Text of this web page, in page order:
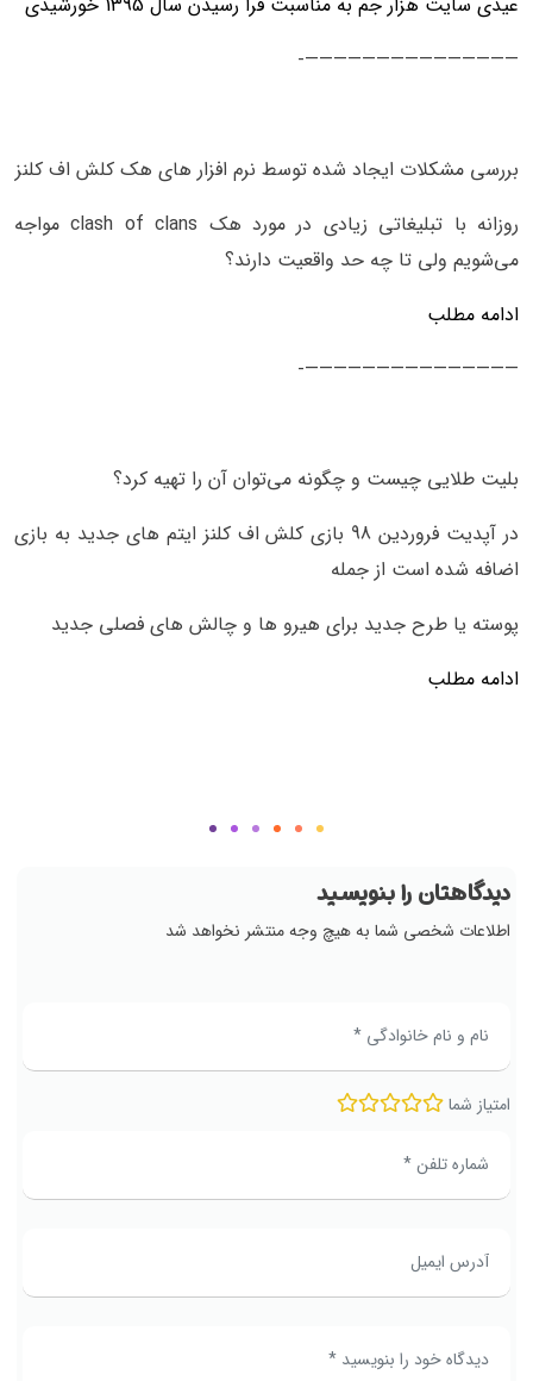
———————————————-
بررسی مشکلات ایجاد شده توسط نرم افزار های هک کلش اف کلنز
روزانه با تبلیغاتی زیادی در مورد هک clash of clans مواجه
می‌شویم ولی تا چه حد واقعیت دارند؟
ادامه مطلب
———————————————-
بلیت طلایی چیست و چگونه می‌توان آن را تهیه کرد؟
در آپدیت فروردین 98 بازی کلش اف کلنز ایتم های جدید به بازی
اضافه شده است از جمله
پوسته یا طرح جدید برای هیرو ها و چالش های فصلی جدید
ادامه مطلب
دیدگاهتان را بنویسید
اطلاعات شخصی شما به هیچ وجه منتشر نخواهد شد
امتیاز شما